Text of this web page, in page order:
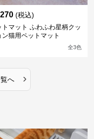
(税込)
トマット ふわふわ星柄クッ
ン猫用ペットマット
全3色
へ ›